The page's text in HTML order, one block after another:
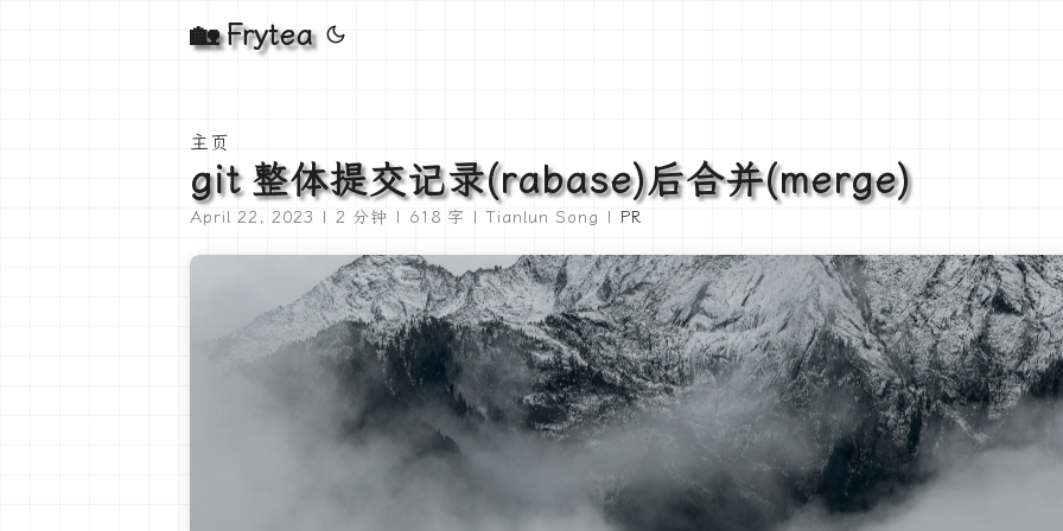
🏡 Frytea
主页
git 整体提交记录(rabase)后合并(merge)
April 22, 2023 | 2 分钟 | 618 字 | Tianlun Song | PR